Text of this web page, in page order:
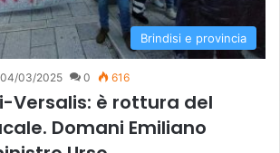
Brindisi e provincia
04/03/2025 0 616
Versalis: è rottura del
Domani Emiliano